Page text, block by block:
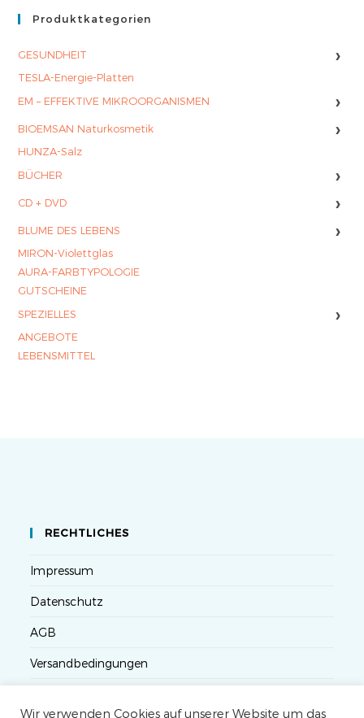
Produktkategorien
GESUNDHEIT ›
TESLA-Energie-Platten
EM – EFFEKTIVE MIKROORGANISMEN
›
BIOEMSAN Naturkosmetik ›
HUNZA-Salz
BÜCHER
›
CD + DVD ›
BLUME DES LEBENS ›
MIRON-Violettglas
AURA-FARBTYPOLOGIE
GUTSCHEINE
SPEZIELLES
›
ANGEBOTE
LEBENSMITTEL
RECHTLICHES
Impressum
Datenschutz
AGB
Versandbedingungen
Wir verwenden Cookies auf unserer Website um das